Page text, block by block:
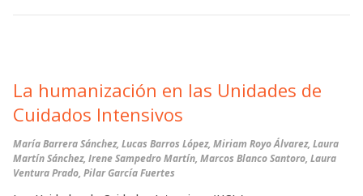
La humanización en las Unidades de
Cuidados Intensivos
María Barrera Sánchez, Lucas Barros López, Miriam Royo Álvarez, Laura
Martín Sánchez, Irene Sampedro Martín, Marcos Blanco Santoro, Laura
Ventura Prado, Pilar García Fuertes